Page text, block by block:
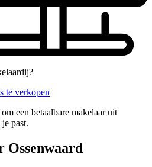
te verkopen
een betaalbare makelaar uit
past.
Ossenwaard